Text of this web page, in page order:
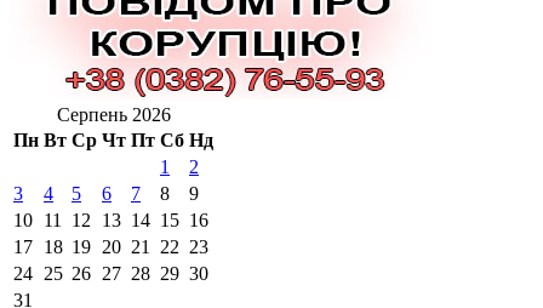
Серпень 2026
Пн Вт Ср Чт Пт Сб Нд
1
2
3
4 5 6 7 8
9
10 11 12 13 14 15 16
17 18 19 20 21 22 23
24 25 26 27 28 29 30
31